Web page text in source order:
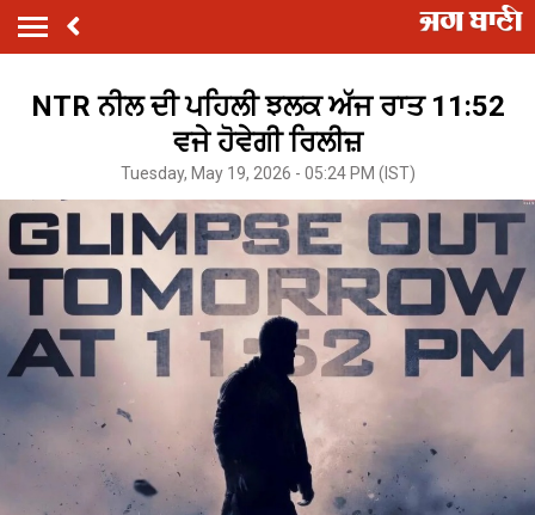
NTR ਨੀਲ ਦੀ ਪਹਿਲੀ ਝਲਕ ਅੱਜ ਰਾਤ 11:52
ਵਜੇ ਹੋਵੇਗੀ ਰਿਲੀਜ਼
Tuesday, May 19, 2026 - 05:24 PM (IST)